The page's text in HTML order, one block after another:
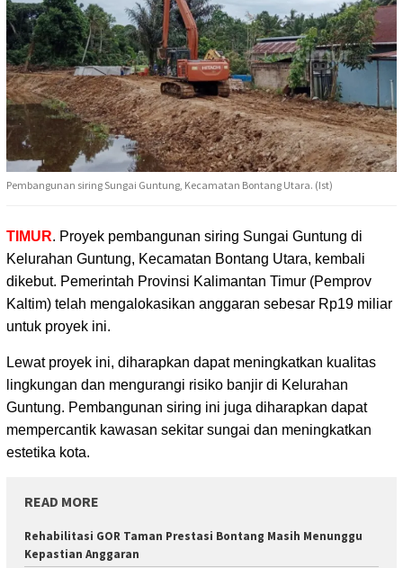
Pembangunan siring Sungai Guntung, Kecamatan Bontang Utara. (Ist)
TIMUR. Proyek pembangunan siring Sungai Guntung di
Kelurahan Guntung, Kecamatan Bontang Utara, kembali
dikebut. Pemerintah Provinsi Kalimantan Timur (Pemprov
Kaltim) telah mengalokasikan anggaran sebesar Rp19 miliar
untuk proyek ini.
Lewat proyek ini, diharapkan dapat meningkatkan kualitas
lingkungan dan mengurangi risiko banjir di Kelurahan
Guntung. Pembangunan siring ini juga diharapkan dapat
mempercantik kawasan sekitar sungai dan meningkatkan
estetika kota.
READ MORE
Rehabilitasi GOR Taman Prestasi Bontang Masih Menunggu
Kepastian Anggaran